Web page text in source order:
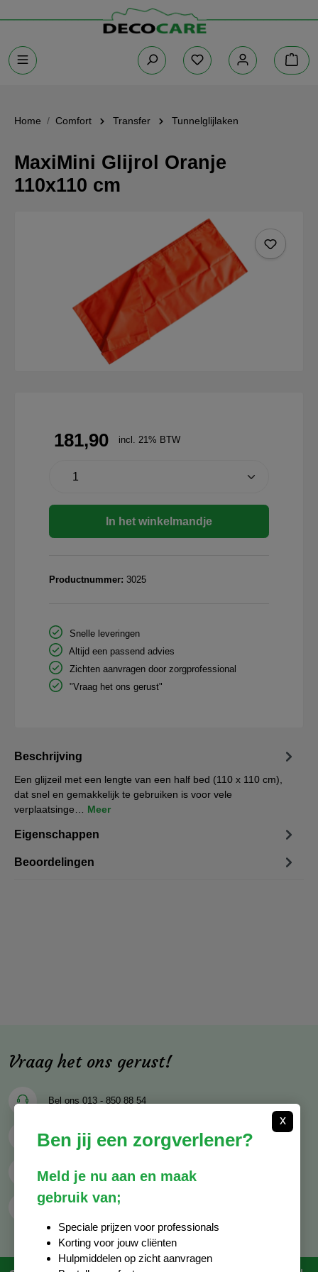
Home Comfort Transfer Tunnelglijlaken
MaxiMini Glijrol Oranje
110x110 cm
181,90 incl. 21% BTW
In het winkelmandje
Productnummer: 3025
Snelle leveringen
Altijd een passend advies
Zichten aanvragen door zorgprofessional
"Vraag het ons gerust"
Beschrijving
Een glijzeil met een lengte van een half bed (110 x 110 cm),
dat snel en gemakkelijk te gebruiken is voor vele
verplaatsinge… Meer
Eigenschappen
Beoordelingen
Vraag het ons gerust!
Bel ons 013 - 850 88 54
Mail onsinfo@decocare.nl
Whatsapp 06 - 81 38 59 03
x
Ben jij een zorgverlener?
Meld je nu aan en maak
gebruik van;
Speciale prijzen voor professionals
Korting voor jouw cliënten
Hulpmiddelen op zicht aanvragen